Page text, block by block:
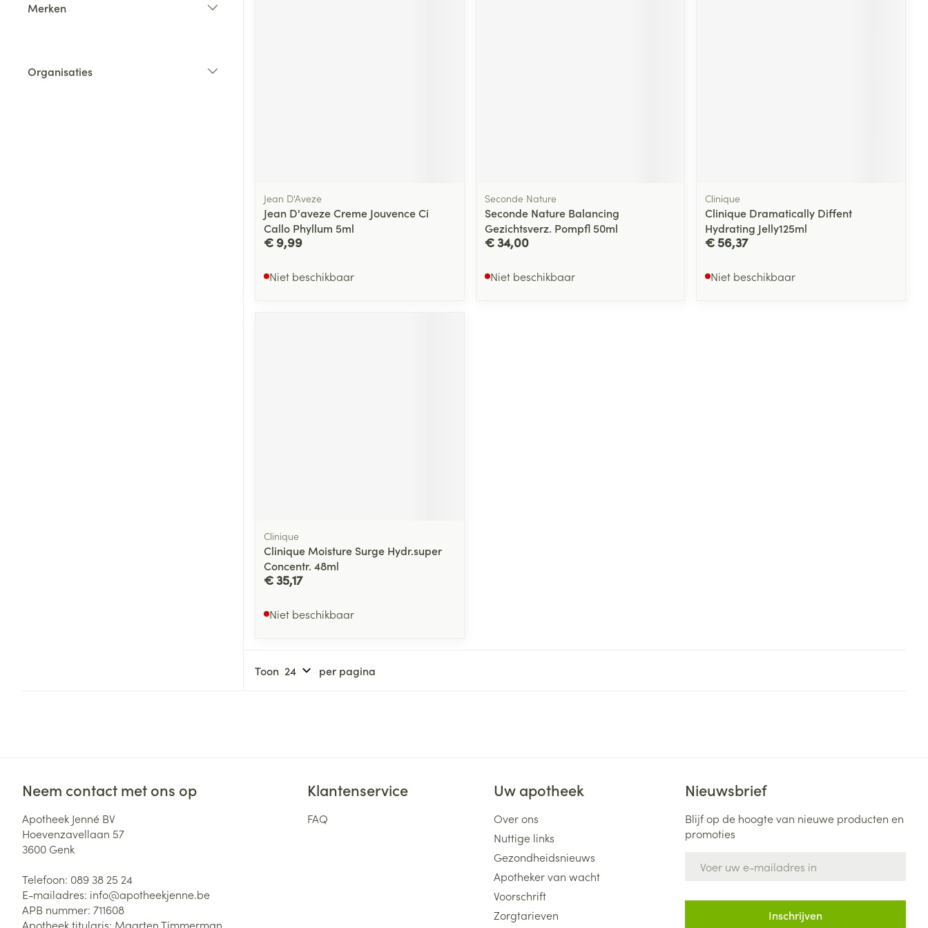
Merken
Organisaties
Jean D'Aveze
Jean D'aveze Creme Jouvence Ci
Callo Phyllum 5ml
€ 9,99
Niet beschikbaar
Seconde Nature
Seconde Nature Balancing
Gezichtsverz. Pompfl 50ml
€ 34,00
Niet beschikbaar
Clinique
Clinique Dramatically Diffent
Hydrating Jelly125ml
€ 56,37
Niet beschikbaar
Clinique
Clinique Moisture Surge Hydr.super
Concentr. 48ml
€ 35,17
Niet beschikbaar
Toon per pagina
Neem contact met ons op
Apotheek Jenné BV
Hoevenzavellaan 57
3600 Genk
Telefoon: 089 38 25 24
E-mailadres: info@apotheekjenne.be
APB nummer: 711608
Apotheek titularis: Maarten Timmerman
Klantenservice
FAQ
Uw apotheek
Over ons
Nuttige links
Gezondheidsnieuws
Apotheker van wacht
Voorschrift
Zorgtarieven
Nieuwsbrief
Blijf op de hoogte van nieuwe producten en
promoties
Inschrijven